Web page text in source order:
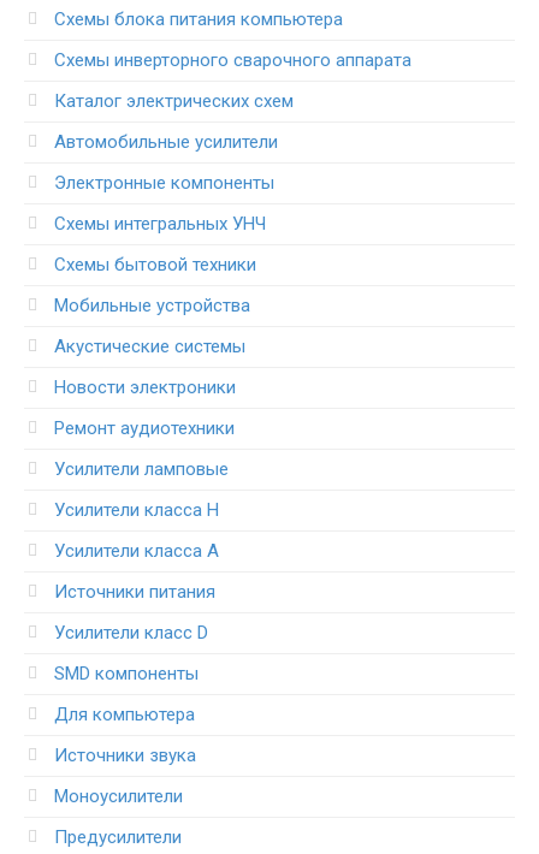
Схемы блока питания компьютера
Схемы инверторного сварочного аппарата
Каталог электрических схем
Автомобильные усилители
Электронные компоненты
Схемы интегральных УНЧ
Схемы бытовой техники
Мобильные устройства
Акустические системы
Новости электроники
Ремонт аудиотехники
Усилители ламповые
Усилители класса H
Усилители класса А
Источники питания
Усилители класс D
SMD компоненты
Для компьютера
Источники звука
Моноусилители
Предусилители